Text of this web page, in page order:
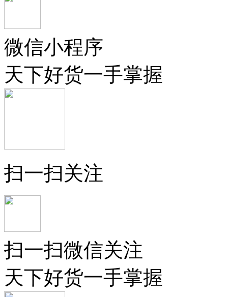
微信小程序
天下好货一手掌握
扫一扫关注
扫一扫微信关注
天下好货一手掌握